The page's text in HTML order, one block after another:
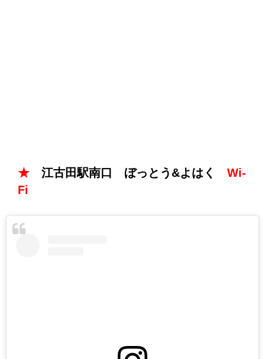
★江古田駅南口 ぼっとう&よはく Wi-
Fi